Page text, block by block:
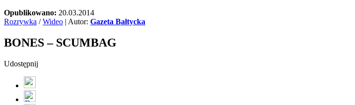
Opublikowano: 20.03.2014
Rozrywka /Wideo | Autor: Gazeta Bałtycka
BONES – SCUMBAG
Udostępnij